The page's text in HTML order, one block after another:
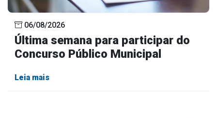
Outros
Downloads
Notícias
Página Inicial
06/08/2026
Última semana para participar do
Concurso Público Municipal
Leia mais